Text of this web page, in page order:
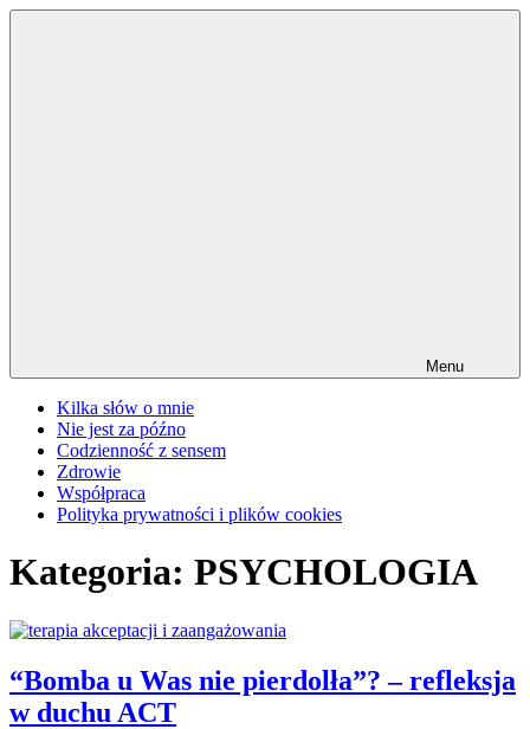
Przejdź
Menu
Kilka słów o mnie
Nie jest za późno
Codzienność z sensem
Zdrowie
Współpraca
Polityka prywatności i plików cookies
Kategoria: PSYCHOLOGIA
“Bomba u Was nie pierdolła”? – refleksja
w duchu ACT